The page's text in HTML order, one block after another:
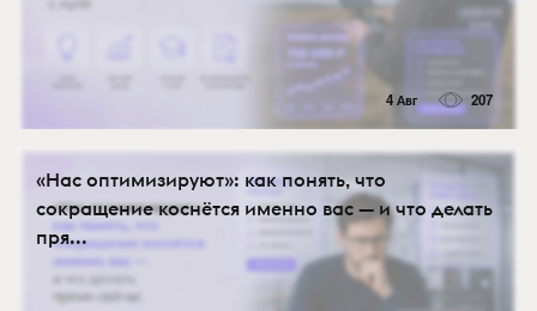
4 Авг 207
«Нас оптимизируют»: как понять, что
сокращение коснётся именно вас — и что делать
пря...